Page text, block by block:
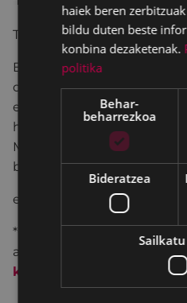
TURUKUTUPA
Bi musikarik egindako
dugu hau, mota askotako
ezagutzeko bidai
hip-hopara, handik musika
Musika tresna guztiak
berrerabilitako
elebiduna -
*GONBIDAPENAK
astelehen eta ostiraletan
kutxabank
en aldez
Gainerako gonbidapenak
haiek beren
bildu duten beste
konbina dezaketenak.
politika
Behar-
beharrezkoa
Bideratzea